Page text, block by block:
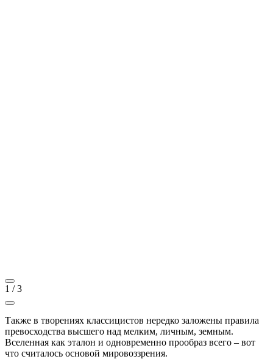
1 /3
Также в творениях классицистов нередко заложены правила
превосходства высшего над мелким, личным, земным.
Вселенная как эталон и одновременно прообраз всего – вот
что считалось основой мировоззрения.